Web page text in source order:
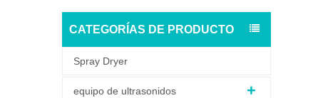
CATEGORÍAS DE PRODUCTO
Spray Dryer
equipo de ultrasonidos